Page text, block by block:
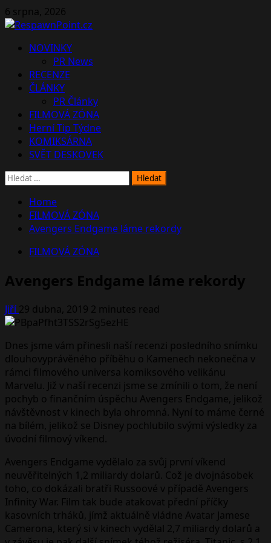
Skip
to
6 srpna, 2026
PrimaryNOVINKY
PR News
RECENZE
ČLÁNKY
PR Články
FILMOVÁ ZÓNA
Herní Tip Týdne
KOMIKSÁRNA
SVĚT DESKOVEK
Vyhledávání
Home
FILMOVÁ ZÓNA
Avengers Endgame láme rekordy
FILMOVÁ ZÓNA
Avengers Endgame láme rekordy
Jiří29 dubna, 2019 2 minutes read
Dnes jsme vám přinesli naší recenzi posledního snímku
dlouhovyprávěného příběhu o Kamenech nekonečna v
rámci filmového universa komiksového velikánu
Marvelu. Již v naší recenzi jsme se zmínili o tom, že není
pochyb o finančním úspěchu Avengers Endgame, jelikož
návštěvnost v kinech byla ohromná. Nyní to máme černé
na bílém, jelikož se Disney pochlubilo svými výsledky za
úvodní filmový víkend.
Avengers Endgame vydělalo za svůj první víkend
neuvěřitelných 1,2 miliardy dolarů. Což je dvojnásobek
toho, co dokázali bratři Russoové v případě Avengers
Infinity War. Film tak bude atakovat přední příčky
kasovních trháků, jímž aktuálně vládne Avatar Jamese
Camerona, který si v kinech vydělal 2,7 miliardy dolarů a